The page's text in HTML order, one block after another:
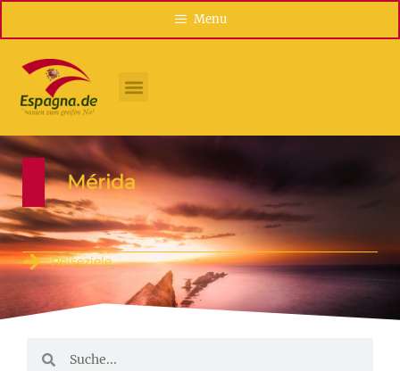
Menu
Mérida
Reiseziele